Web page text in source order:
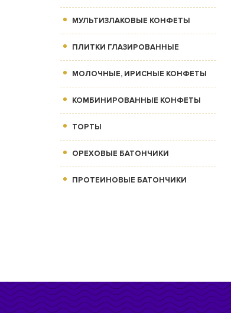
МУЛЬТИЗЛАКОВЫЕ КОНФЕТЫ
ПЛИТКИ ГЛАЗИРОВАННЫЕ
МОЛОЧНЫЕ, ИРИСНЫЕ КОНФЕТЫ
КОМБИНИРОВАННЫЕ КОНФЕТЫ
ТОРТЫ
ОРЕХОВЫЕ БАТОНЧИКИ
ПРОТЕИНОВЫЕ БАТОНЧИКИ